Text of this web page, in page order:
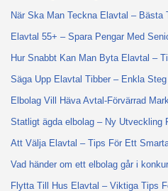
När Ska Man Teckna Elavtal – Bästa
Elavtal 55+ – Spara Pengar Med
Hur Snabbt Kan Man Byta Elavtal –
Säga Upp Elavtal Tibber – Enkla
Elbolag Vill Häva Avtal-Förvärrad
Statligt ägda elbolag – Ny Utveckling
Att Välja Elavtal – Tips För Ett
Vad händer om ett elbolag går i
Flytta Till Hus Elavtal – Viktiga Tips